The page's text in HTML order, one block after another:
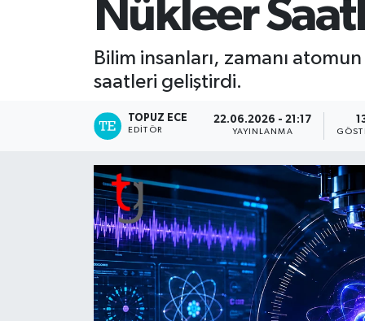
Nükleer
Bilim insanları, zamanı
saatleri geliştirdi.
TOPUZ ECE
EDITÖR
22.06.2026 - 21:17
YAYINLANMA
TEKNOLOJİ
Son Dakika Haberleri
Haber Arşivi